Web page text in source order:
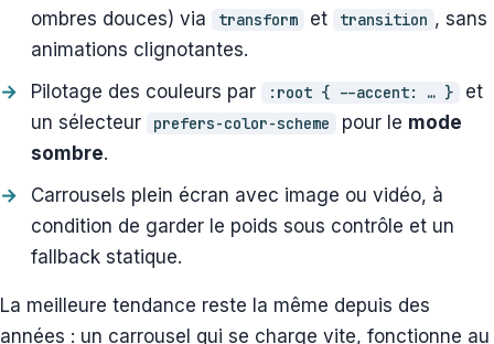
ombres douces) via
transform et transition , sans
animations clignotantes.
Pilotage des couleurs par
:root { --accent: … }
et
un sélecteur
prefers-color-scheme pour le mode
sombre.
Carrousels plein écran avec image ou vidéo, à
condition de garder le poids sous contrôle et un
fallback statique.
La meilleure tendance reste la même depuis des
années : un carrousel qui se charge vite, fonctionne au